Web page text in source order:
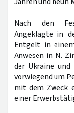
Nach den
Angeklagte in
Entgelt in
Anwesen in N.
der Ukraine und
vorwiegend um
mit dem Zweck
einer